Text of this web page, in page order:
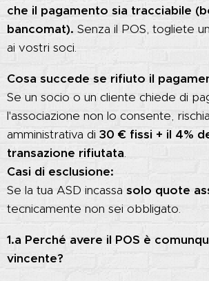
che il pagamento sia tracciabile
bancomat). Senza il POS, togliete
ai vostri soci.
Cosa succede se rifiuto il
Se un socio o un cliente chiede di
l'associazione non lo consente,
amministrativa di 30 € fissi + il 4%
transazione rifiutata.
Casi di esclusione:
Se la tua ASD incassa solo quote
tecnicamente non sei obbligato.
1.a Perché avere il POS è
vincente?